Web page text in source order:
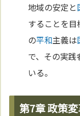
地域の安定と
することを
の平和主義は
で、その実践
いる。
第7章 政策